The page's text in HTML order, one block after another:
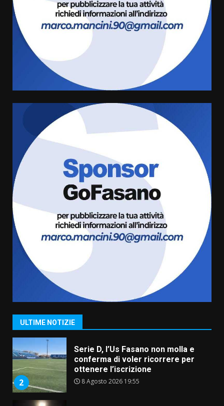
ULTIME NOTIZIE
8 Agosto 2026 11:00
Savelletri in festa, domani sera
grande spettacolo con Uccio De
Santis
Sostenibile: premiati gli studenti
universitari del bando “La strada
giusta”
8 Agosto 2026 07:15
“I Contestatori: Musica di
Rivoluzione”: nuovo
appuntamento con “Fasano in
Banda”
7 Agosto 2026 06:05
US Fasano, Scianaro: “Profonda
amarezza per esclusione dal
campionato di calcio”
7 Agosto 2026 06:00
1
Grande successo per la “Sagra
del Pesce Spada” a Savelletri
9 Agosto 2026 07:32
2
Serie D, l’Us Fasano non molla e
conferma di voler ricorrere per
ottenere l’iscrizione
8 Agosto 2026 19:55